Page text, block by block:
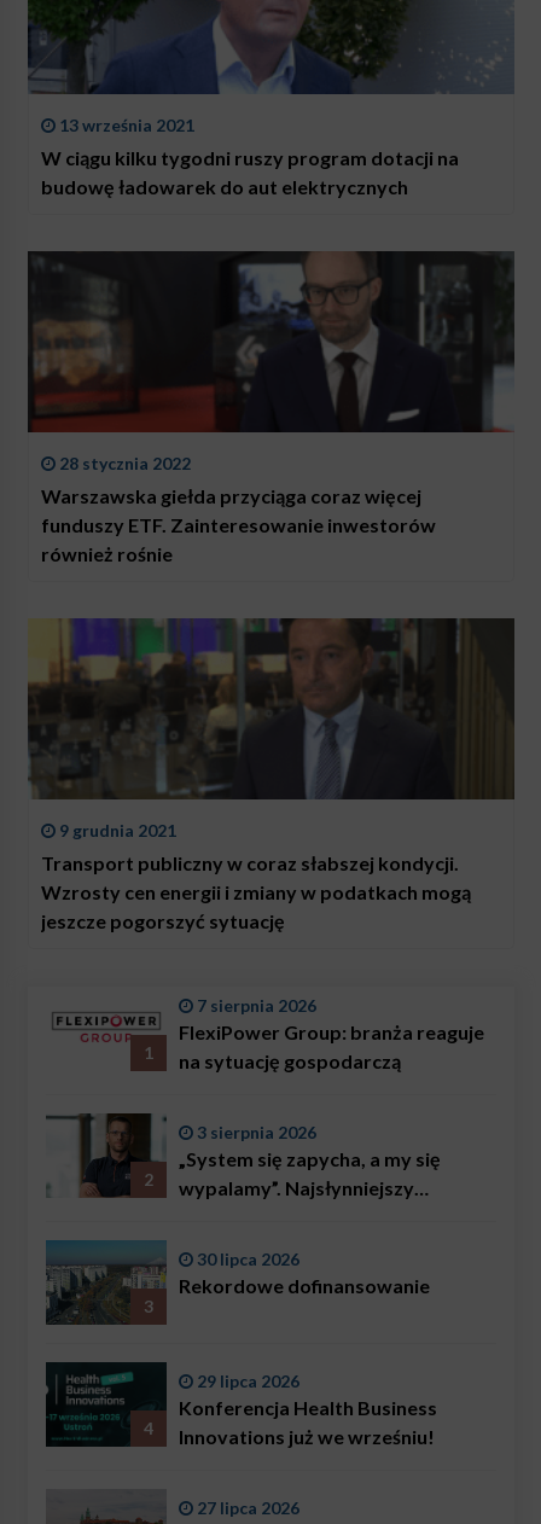
13 września 2021
W ciągu kilku tygodni ruszy program dotacji na
budowę ładowarek do aut elektrycznych
28 stycznia 2022
Warszawska giełda przyciąga coraz więcej
funduszy ETF. Zainteresowanie inwestorów
również rośnie
9 grudnia 2021
Transport publiczny w coraz słabszej kondycji.
Wzrosty cen energii i zmiany w podatkach mogą
jeszcze pogorszyć sytuację
1
7 sierpnia 2026
FlexiPower Group: branża reaguje
na sytuację gospodarczą
2
3 sierpnia 2026
„System się zapycha, a my się
wypalamy”. Najsłynniejszy
problemem są nie tylko choroby
3
30 lipca 2026
Rekordowe dofinansowanie
4
29 lipca 2026
Konferencja Health Business
Innovations już we wrześniu!
27 lipca 2026